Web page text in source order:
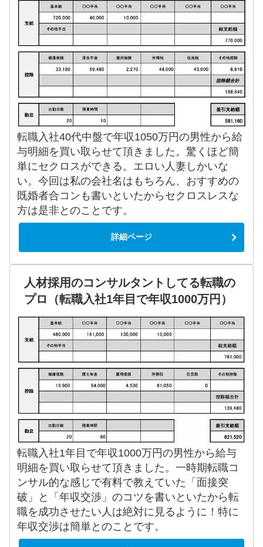
転職入社40代中盤で年収1050万円の男性から給
与明細を買い取らせて頂きました。驚くほど簡
単にセクロスができる。エロい人妻しかいな
い。今回は私の会社名はもちろん、おすすめの
既婚者合コンも書いといたからセクロスレスな
方は是非とのことです。
詳細ページ
人材採用のコンサルタントしてる転職の
プロ（転職入社1年目で年収1000万円）
転職入社1年目で年収1000万円の男性から給与
明細を買い取らせて頂きました。一時期転職コ
ンサル的な感じで有料で教えていた「面接突
破」と「年収交渉」のコツを書いといたから転
職を成功させたい人は絶対に見るように！特に
年収交渉は簡単とのことです。